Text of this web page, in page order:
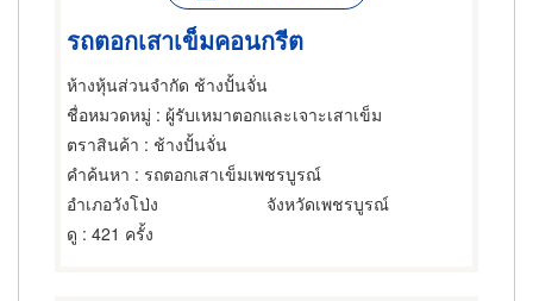
รถตอกเสาเข็มคอนกรีต
ห้างหุ้นส่วนจำกัด ช้างปั้นจั่น
ชื่อหมวดหมู่ : ผู้รับเหมาตอกและเจาะเสาเข็ม
ตราสินค้า : ช้างปั้นจั่น
คำค้นหา : รถตอกเสาเข็มเพชรบูรณ์
อำเภอวังโป่ง
จังหวัดเพชรบูรณ์
ดู : 421 ครั้ง